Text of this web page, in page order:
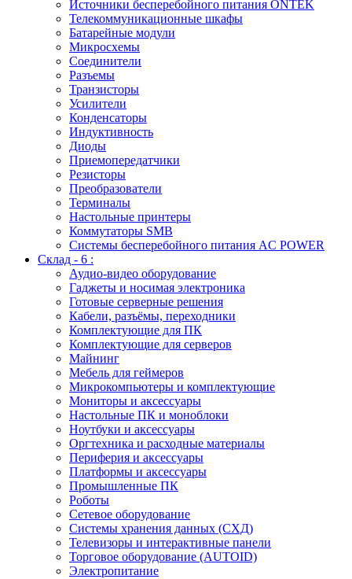
Источники бесперебойного питания ONTEK
Телекоммуникационные шкафы
Батарейные модули
Микросхемы
Соединители
Разъемы
Транзисторы
Усилители
Конденсаторы
Индуктивность
Диоды
Приемопередатчики
Резисторы
Преобразователи
Терминалы
Настольные принтеры
Коммутаторы SMB
Системы бесперебойного питания AC POWER
Склад - 6 :
Аудио-видео оборудование
Гаджеты и носимая электроника
Готовые серверные решения
Кабели, разъёмы, переходники
Комплектующие для ПК
Комплектующие для серверов
Майнинг
Мебель для геймеров
Микрокомпьютеры и комплектующие
Мониторы и аксессуары
Настольные ПК и моноблоки
Ноутбуки и аксессуары
Оргтехника и расходные материалы
Периферия и аксессуары
Платформы и аксессуары
Промышленные ПК
Роботы
Сетевое оборудование
Системы хранения данных (СХД)
Телевизоры и интерактивные панели
Торговое оборудование (AUTOID)
Электропитание